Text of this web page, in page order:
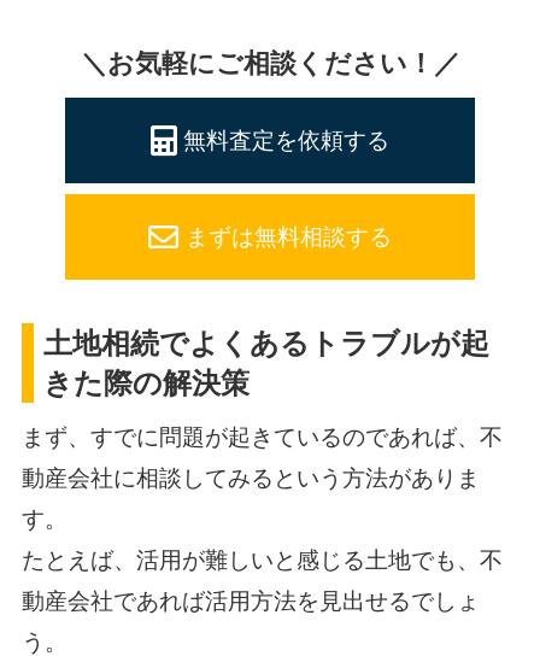
＼お気軽にご相談ください！／
無料査定を依頼する
まずは無料相談する
土地相続でよくあるトラブルが起
きた際の解決策
まず、すでに問題が起きているのであれば、不
動産会社に相談してみるという方法がありま
す。
たとえば、活用が難しいと感じる土地でも、不
動産会社であれば活用方法を見出せるでしょ
う。